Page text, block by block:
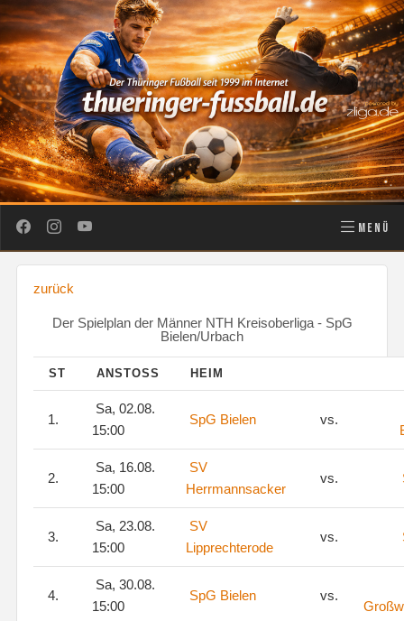
MENÜ
zurück
Der Spielplan der Männer NTH Kreisoberliga - SpG
Bielen/Urbach
ST ANSTOSS HEIM
1.
Sa, 02.08.
15:00
SpG Bielen vs.
2.
Sa, 16.08.
15:00
SV
Herrmannsacker
vs.
3.
Sa, 23.08.
15:00
SV
Lipprechterode
vs.
4.
Sa, 30.08.
15:00
SpG Bielen vs.